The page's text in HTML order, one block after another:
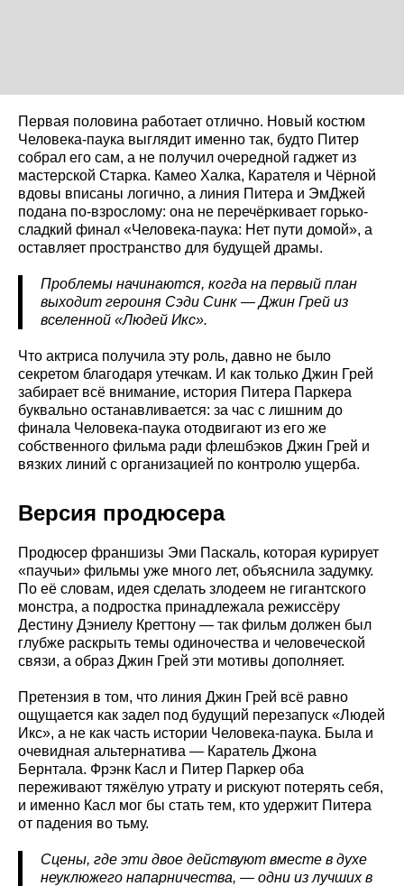
Первая половина работает отлично. Новый костюм
Человека-паука выглядит именно так, будто Питер
собрал его сам, а не получил очередной гаджет из
мастерской Старка. Камео Халка, Карателя и Чёрной
вдовы вписаны логично, а линия Питера и ЭмДжей
подана по-взрослому: она не перечёркивает горько-
сладкий финал «Человека-паука: Нет пути домой», а
оставляет пространство для будущей драмы.
Проблемы начинаются, когда на первый план
выходит героиня Сэди Синк — Джин Грей из
вселенной «Людей Икс».
Что актриса получила эту роль, давно не было
секретом благодаря утечкам. И как только Джин Грей
забирает всё внимание, история Питера Паркера
буквально останавливается: за час с лишним до
финала Человека-паука отодвигают из его же
собственного фильма ради флешбэков Джин Грей и
вязких линий с организацией по контролю ущерба.
Версия продюсера
Продюсер франшизы Эми Паскаль, которая курирует
«паучьи» фильмы уже много лет, объяснила задумку.
По её словам, идея сделать злодеем не гигантского
монстра, а подростка принадлежала режиссёру
Дестину Дэниелу Креттону — так фильм должен был
глубже раскрыть темы одиночества и человеческой
связи, а образ Джин Грей эти мотивы дополняет.
Претензия в том, что линия Джин Грей всё равно
ощущается как задел под будущий перезапуск «Людей
Икс», а не как часть истории Человека-паука. Была и
очевидная альтернатива — Каратель Джона
Бернтала. Фрэнк Касл и Питер Паркер оба
переживают тяжёлую утрату и рискуют потерять себя,
и именно Касл мог бы стать тем, кто удержит Питера
от падения во тьму.
Сцены, где эти двое действуют вместе в духе
неуклюжего напарничества, — одни из лучших в